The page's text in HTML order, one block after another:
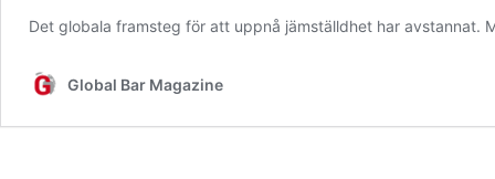
Det globala framsteg för att uppnå jämställdhet har avstannat.
Global Bar Magazine